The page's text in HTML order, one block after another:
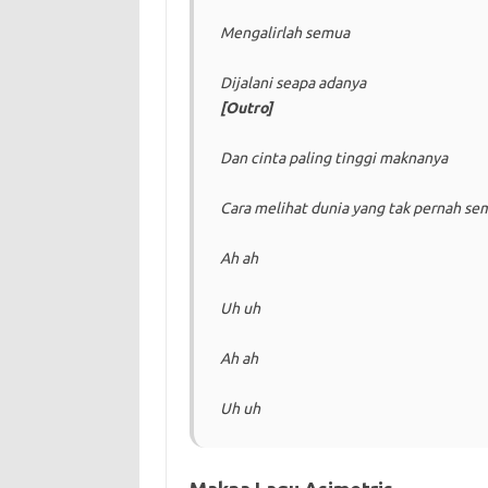
Mengalirlah semua
Dijalani seapa adanya
[Outro]
Dan cinta paling tinggi maknanya
Cara melihat dunia yang tak pernah
Ah ah
Uh uh
Ah ah
Uh uh